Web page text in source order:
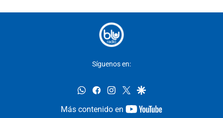
Síguenos en:
whatsappfacebookinstagram
twittergoogle
Más contenido en
youtube-